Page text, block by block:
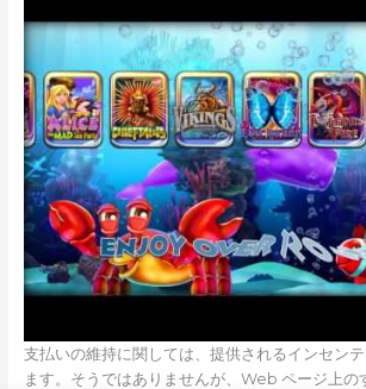
支払いの維持に関しては、提供されるインセン
ます。そうではありませんが、Web ページ上の